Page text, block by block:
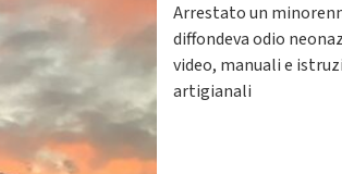
Arrestato un
diffondeva odio
video, manuali e
artigianali